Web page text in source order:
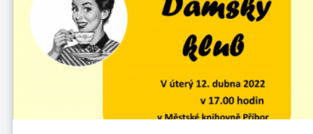
290,- Kč 320,- Kč Dítě (do 15 let) 250,- Kč 290,- Kč
Přihlášky do: ...